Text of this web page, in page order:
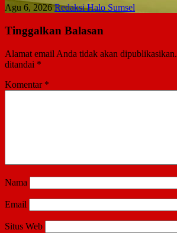
Agu 6, 2026 Redaksi Halo Sumsel
Tinggalkan Balasan
Alamat email Anda tidak akan dipublikasikan.
ditandai *
Komentar *
Nama
Email
Situs Web